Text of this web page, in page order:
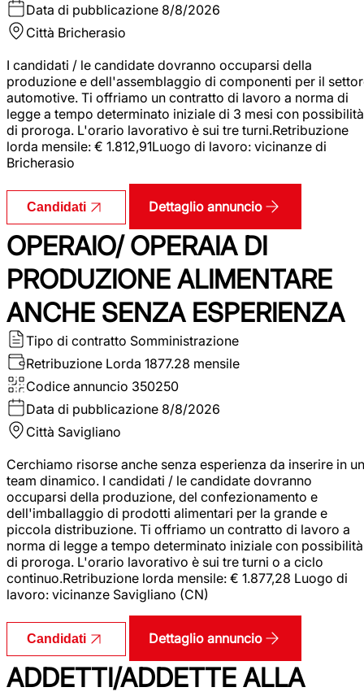
Data di pubblicazione 8/8/2026
Città Bricherasio
I candidati / le candidate dovranno occuparsi della
produzione e dell'assemblaggio di componenti per il
automotive. Ti offriamo un contratto di lavoro a norma di
legge a tempo determinato iniziale di 3 mesi con possibilità
di proroga. L'orario lavorativo è sui tre turni.Retribuzione
lorda mensile: € 1.812,91Luogo di lavoro: vicinanze di
Bricherasio
Candidati Dettaglio annuncio
OPERAIO/ OPERAIA DI
PRODUZIONE ALIMENTARE
ANCHE SENZA ESPERIENZA
Tipo di contratto Somministrazione
Retribuzione Lorda 1877.28 mensile
Codice annuncio 350250
Data di pubblicazione 8/8/2026
Città Savigliano
Cerchiamo risorse anche senza esperienza da inserire in un
team dinamico. I candidati / le candidate dovranno
occuparsi della produzione, del confezionamento e
dell'imballaggio di prodotti alimentari per la grande e
piccola distribuzione. Ti offriamo un contratto di lavoro a
norma di legge a tempo determinato iniziale con possibilità
di proroga. L'orario lavorativo è sui tre turni o a ciclo
continuo.Retribuzione lorda mensile: € 1.877,28 Luogo di
lavoro: vicinanze Savigliano (CN)
Candidati Dettaglio annuncio
ADDETTI/ADDETTE ALLA